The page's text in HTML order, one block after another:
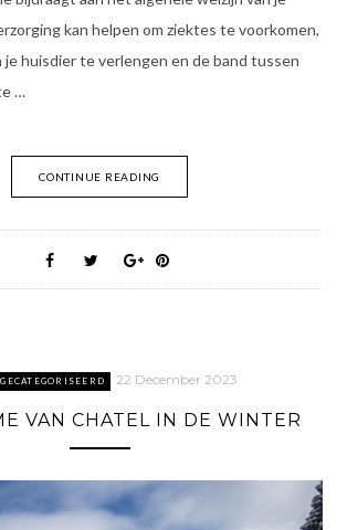
kan helpen om ziektes te voorkomen,
je huisdier te verlengen en de band tussen
…
CONTINUE READING
22 December 2023
VAN CHATEL IN DE WINTER